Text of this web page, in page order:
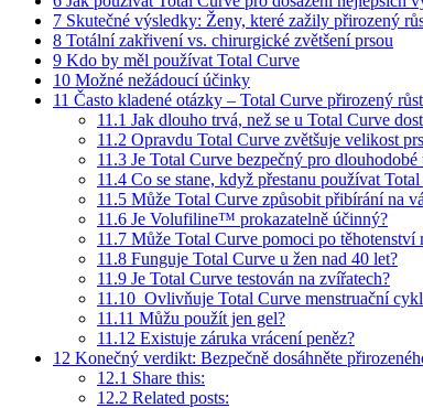
7 Skutečné výsledky: Ženy, které zažily přirozený
8 Totální zakřivení vs. chirurgické zvětšení prsou
9 Kdo by měl používat Total Curve
10 Možné nežádoucí účinky
11 Často kladené otázky – Total Curve přirozený
11.1 Jak dlouho trvá, než se u Total Curve
11.2 Opravdu Total Curve zvětšuje velikost
11.3 Je Total Curve bezpečný pro dlouhodobé
11.4 Co se stane, když přestanu používat
11.5 Může Total Curve způsobit přibírání na
11.6 Je Volufiline™ prokazatelně účinný?
11.7 Může Total Curve pomoci po těhotenství
11.8 Funguje Total Curve u žen nad 40 let?
11.9 Je Total Curve testován na zvířatech?
11.10 Ovlivňuje Total Curve menstruační
11.11 Můžu použít jen gel?
11.12 Existuje záruka vrácení peněz?
12 Konečný verdikt: Bezpečně dosáhněte
12.1 Share this:
12.2 Related posts: